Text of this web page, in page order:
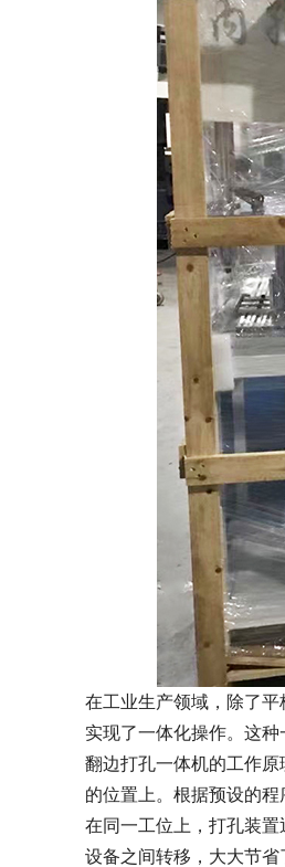
在工业生产领域，除了
实现了一体化操作。这种
翻边打孔一体机的工作
的位置上。根据预设的
在同一工位上，打孔装
设备之间转移，大大节省